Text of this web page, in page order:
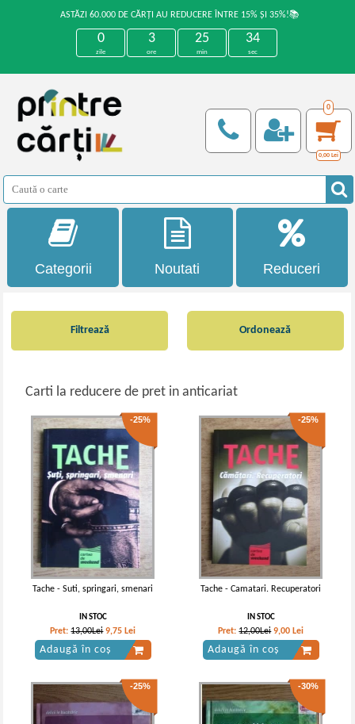
ASTĂZI 60.000 DE CĂRȚI AU REDUCERE ÎNTRE 15% ȘI 35%!📚
0
zile
3
ore
25
min
34
sec
0
0,00 Lei
Categorii Noutati Reduceri
Filtrează
Carti la reducere de pret in anticariat
Ordonează
-25%
Tache - Suti, springari, smenari
IN STOC
Pret:13,00Lei 9,75 Lei
Adaugă în coș
-25%
Tache - Camatari. Recuperatori
IN STOC
Pret:12,00Lei 9,00 Lei
Adaugă în coș
-25% -30%